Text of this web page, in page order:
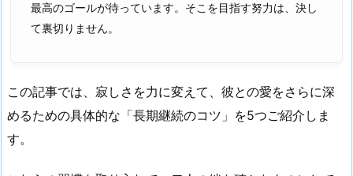
最高のゴールが待っています。そこを目指す努力は、決し
て裏切りません。
この記事では、寂しさを力に変えて、彼との愛をさらに深
めるための具体的な「長期継続のコツ」を5つご紹介しま
す。